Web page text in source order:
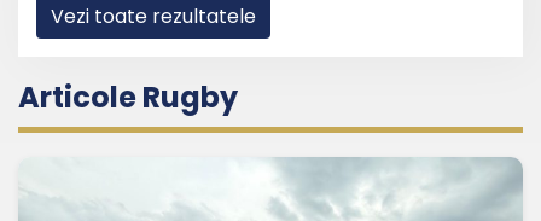
Vezi toate rezultatele
Articole Rugby